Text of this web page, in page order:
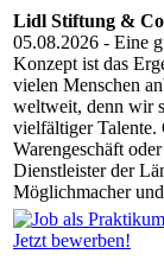
Lidl Stiftung &
05.08.2026 - Eine
Konzept ist das
vielen Menschen
weltweit, denn wir
vielfältiger
Warengeschäft
Dienstleister der
Möglichmacher